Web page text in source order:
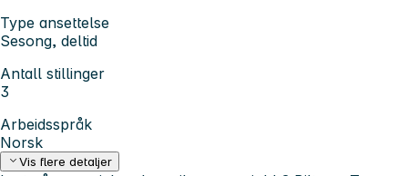
Type ansettelse
Sesong, deltid
Antall stillinger
3
Arbeidsspråk
Norsk
Vis flere detaljer